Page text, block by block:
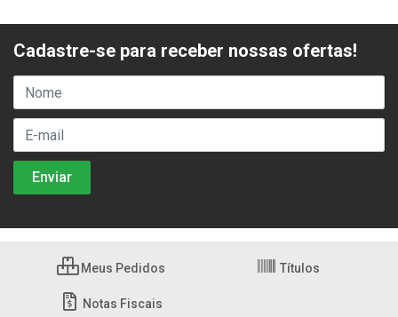
Cadastre-se para receber nossas ofertas!
Meus Pedidos Títulos
Notas Fiscais